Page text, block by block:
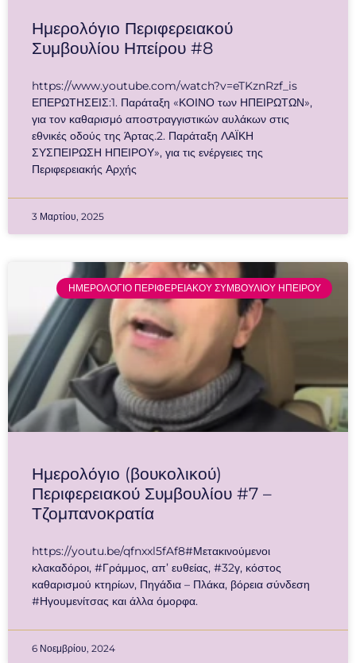
Ημερολόγιο Περιφερειακού
Συμβουλίου Ηπείρου #8
https://www.youtube.com/watch?v=eTKznRzf_is
ΕΠΕΡΩΤΗΣΕΙΣ:1. Παράταξη «ΚΟΙΝΟ των ΗΠΕΙΡΩΤΩΝ»,
για τον καθαρισμό αποστραγγιστικών αυλάκων στις
εθνικές οδούς της Άρτας.2. Παράταξη ΛΑΪΚΗ
ΣΥΣΠΕΙΡΩΣΗ ΗΠΕΙΡΟΥ», για τις ενέργειες της
Περιφερειακής Αρχής
3 Μαρτίου, 2025
ΗΜΕΡΟΛΟΓΙΟ ΠΕΡΙΦΕΡΕΙΑΚΟΥ ΣΥΜΒΟΥΛΙΟΥ ΗΠΕΙΡΟΥ
Ημερολόγιο (βουκολικού)
Περιφερειακού Συμβουλίου #7 –
Τζομπανοκρατία
https://youtu.be/qfnxxl5fAf8#Μετακινούμενοι
κλακαδόροι, #Γράμμος, απ’ ευθείας, #32γ, κόστος
καθαρισμού κτηρίων, Πηγάδια – Πλάκα, βόρεια σύνδεση
#Ηγουμενίτσας και άλλα όμορφα.
6 Νοεμβρίου, 2024